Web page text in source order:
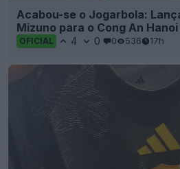
Acabou-se o Jogarbola:
Mizuno para o Cong An
OFICIAL 4 0 0 536 17h